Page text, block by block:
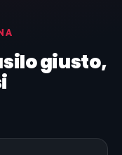
giusto,